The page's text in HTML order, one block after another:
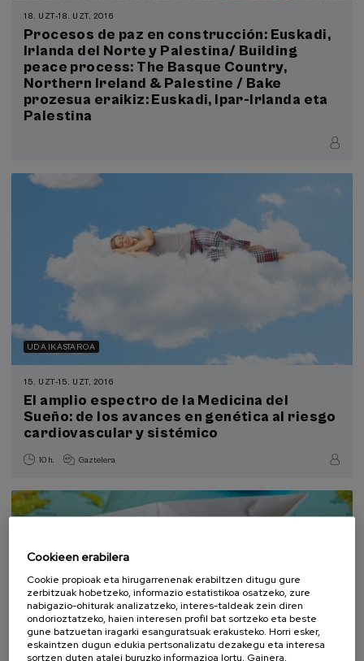
18. UZT-18. UZT, 2016
Procesos de paz en construcción: Euskadi,
Irlanda del Norte y Palestina/ Building
peace process: The Basque Country,
Northern Ireland & Palestine / Bake
prozesua eraikiz: Euskadi, Ipar-Irlanda eta
Palestina
UDA IKASTAROA
15. UZT-15. UZT, 2016
El amplio espectro de la Medicina del
Sueño: de los avances en genética al riesgo
cardiovascular y sistémico
10 h. Gaztelera
Cookieen erabilera
Cookie propioak eta hirugarrenenak erabiltzen ditugu gure
zerbitzuak hobetzeko, informazio estatistikoa osatzeko, zure
nabigazio-ohiturak analizatzeko, interes-taldeak zein diren
ondorioztatzeko, haien interesen profil bat sortzeko eta beste
gune batzuetan iragarki esanguratsuak erakusteko. Horri esker,
eskaintzen dugun edukia pertsonalizatu dezakegu eta interesa
sortzen duten atalei buruzko informazioa lortu. Gainera,